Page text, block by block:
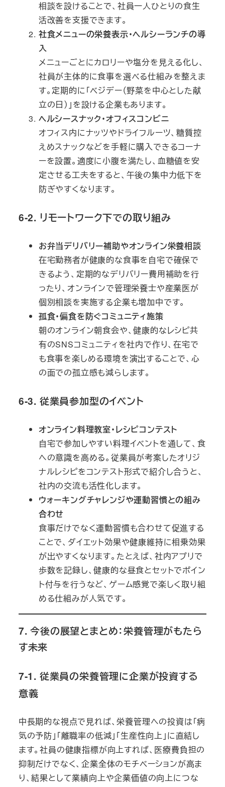
相談を設けることで、社員一人ひとりの食生
活改善を支援できます。
社食メニューの栄養表示・ヘルシーランチの導
入
メニューごとにカロリーや塩分を見える化し、
社員が主体的に食事を選べる仕組みを整えま
す。定期的に「ベジデー（野菜を中心とした献
立の日）」を設ける企業もあります。
ヘルシースナック・オフィスコンビニ
オフィス内にナッツやドライフルーツ、糖質控
えめスナックなどを手軽に購入できるコーナ
ーを設置。適度に小腹を満たし、血糖値を安
定させる工夫をすると、午後の集中力低下を
防ぎやすくなります。
6-2. リモートワーク下での取り組み
お弁当デリバリー補助やオンライン栄養相談
在宅勤務者が健康的な食事を自宅で確保で
きるよう、定期的なデリバリー費用補助を行
ったり、オンラインで管理栄養士や産業医が
個別相談を実施する企業も増加中です。
孤食・偏食を防ぐコミュニティ施策
朝のオンライン朝食会や、健康的なレシピ共
有のSNSコミュニティを社内で作り、在宅で
も食事を楽しめる環境を演出することで、心
の面での孤立感も減らします。
6-3. 従業員参加型のイベント
オンライン料理教室・レシピコンテスト
自宅で参加しやすい料理イベントを通して、食
への意識を高める。従業員が考案したオリジ
ナルレシピをコンテスト形式で紹介し合うと、
社内の交流も活性化します。
ウォーキングチャレンジや運動習慣との組み
合わせ
食事だけでなく運動習慣も合わせて促進する
ことで、ダイエット効果や健康維持に相乗効果
が出やすくなります。たとえば、社内アプリで
歩数を記録し、健康的な昼食とセットでポイン
ト付与を行うなど、ゲーム感覚で楽しく取り組
める仕組みが人気です。
7. 今後の展望とまとめ：栄養管理がもたら
す未来
7-1. 従業員の栄養管理に企業が投資する
意義
中長期的な視点で見れば、栄養管理への投資は「病
気の予防」「離職率の低減」「生産性向上」に直結し
ます。社員の健康指標が向上すれば、医療費負担の
抑制だけでなく、企業全体のモチベーションが高ま
り、結果として業績向上や企業価値の向上につな